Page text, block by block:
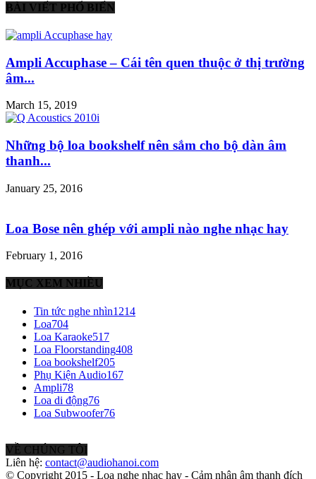
BÀI VIẾT PHỔ BIẾN
Ampli Accuphase – Cái tên quen thuộc ở thị trường
âm...
March 15, 2019
Những bộ loa bookshelf nên sắm cho bộ dàn âm
thanh...
January 25, 2016
Loa Bose nên ghép với ampli nào nghe nhạc hay
February 1, 2016
MỤC XEM NHIỀU
Tin tức nghe nhìn1214
Loa704
Loa Karaoke517
Loa Floorstanding408
Loa bookshelf205
Phụ Kiện Audio167
Ampli78
Loa di động76
Loa Subwoofer76
VỀ CHÚNG TÔI
Liên hệ: contact@audiohanoi.com
© Copyright 2015 - Loa nghe nhạc hay - Cảm nhận âm thanh đích